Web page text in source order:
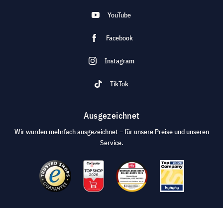
YouTube
Facebook
Instagram
TikTok
Ausgezeichnet
Wir wurden mehrfach ausgezeichnet – für unsere Preise und unseren
Service.